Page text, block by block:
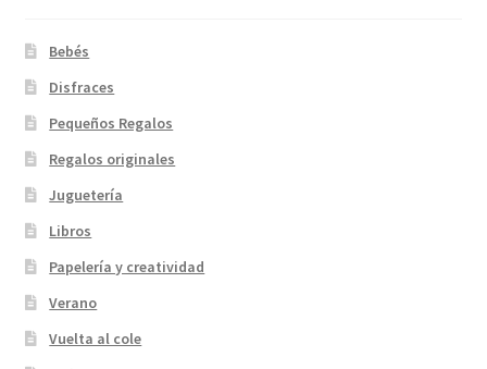
Bebés
Disfraces
Pequeños Regalos
Regalos originales
Juguetería
Libros
Papelería y creatividad
Verano
Vuelta al cole